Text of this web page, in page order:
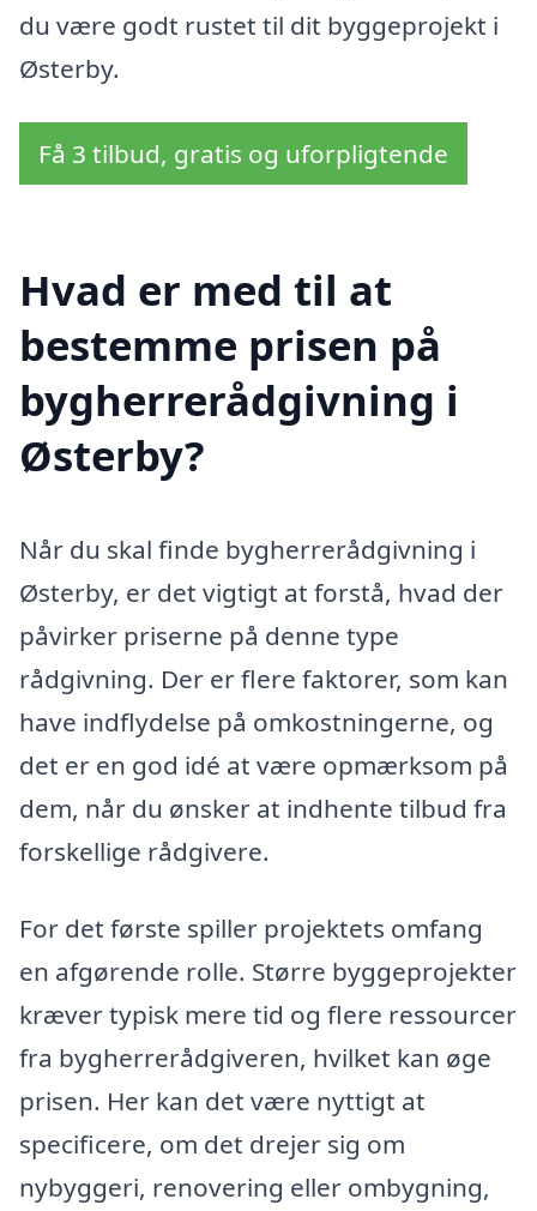
du være godt rustet til dit byggeprojekt i
Østerby.
Få 3 tilbud, gratis og uforpligtende
Hvad er med til at
bestemme prisen på
bygherrerådgivning i
Østerby?
Når du skal finde bygherrerådgivning i
Østerby, er det vigtigt at forstå, hvad der
påvirker priserne på denne type
rådgivning. Der er flere faktorer, som kan
have indflydelse på omkostningerne, og
det er en god idé at være opmærksom på
dem, når du ønsker at indhente tilbud fra
forskellige rådgivere.
For det første spiller projektets omfang
en afgørende rolle. Større byggeprojekter
kræver typisk mere tid og flere ressourcer
fra bygherrerådgiveren, hvilket kan øge
prisen. Her kan det være nyttigt at
specificere, om det drejer sig om
nybyggeri, renovering eller ombygning,